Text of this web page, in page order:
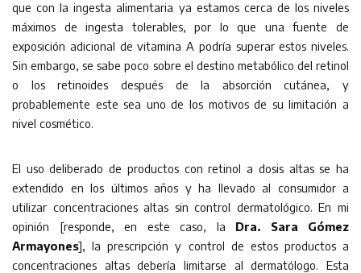
que con la ingesta alimentaria ya estamos cerca de los niveles
máximos de ingesta tolerables, por lo que una fuente de
exposición adicional de vitamina A podría superar estos niveles.
Sin embargo, se sabe poco sobre el destino metabólico del retinol
o los retinoides después de la absorción cutánea, y
probablemente este sea uno de los motivos de su limitación a
nivel cosmético.
El uso deliberado de productos con retinol a dosis altas se ha
extendido en los últimos años y ha llevado al consumidor a
utilizar concentraciones altas sin control dermatológico. En mi
opinión [responde, en este caso, la Dra. Sara Gómez
Armayones], la prescripción y control de estos productos a
concentraciones altas debería limitarse al dermatólogo. Esta